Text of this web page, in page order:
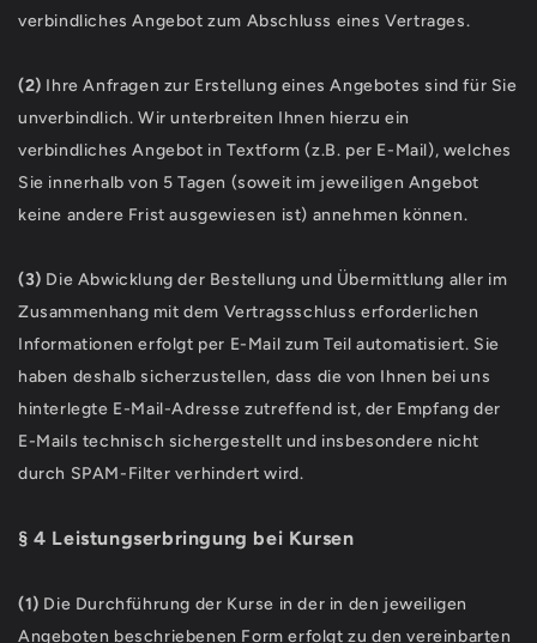
verbindliches Angebot zum Abschluss eines Vertrages.
(2) Ihre Anfragen zur Erstellung eines Angebotes sind für Sie
unverbindlich. Wir unterbreiten Ihnen hierzu ein
verbindliches Angebot in Textform (z.B. per E-Mail), welches
Sie innerhalb von 5 Tagen (soweit im jeweiligen Angebot
keine andere Frist ausgewiesen ist) annehmen können.
(3) Die Abwicklung der Bestellung und Übermittlung aller im
Zusammenhang mit dem Vertragsschluss erforderlichen
Informationen erfolgt per E-Mail zum Teil automatisiert. Sie
haben deshalb sicherzustellen, dass die von Ihnen bei uns
hinterlegte E-Mail-Adresse zutreffend ist, der Empfang der
E-Mails technisch sichergestellt und insbesondere nicht
durch SPAM-Filter verhindert wird.
§ 4 Leistungserbringung bei Kursen
(1) Die Durchführung der Kurse in der in den jeweiligen
Angeboten beschriebenen Form erfolgt zu den vereinbarten